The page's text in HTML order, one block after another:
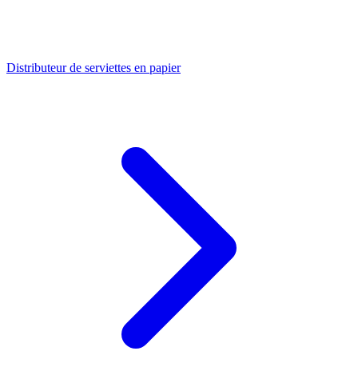
Distributeur de serviettes en papier